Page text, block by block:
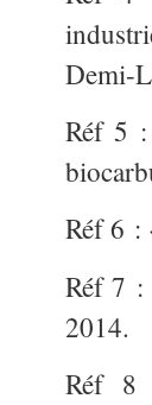
Demi-
Réf 5 :
Réf 6 :
Réf 7 :
2014.
Réf 8